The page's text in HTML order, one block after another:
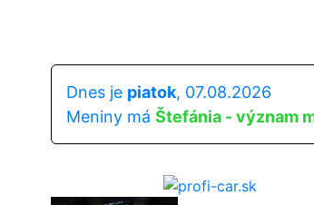
Dnes je piatok, 07.08.2026
Meniny má Štefánia - význam